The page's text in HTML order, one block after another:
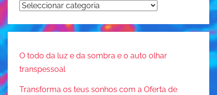
Categorias
O todo da luz e da sombra e o auto olhar
transpessoal
Transforma os teus sonhos com a Oferta de